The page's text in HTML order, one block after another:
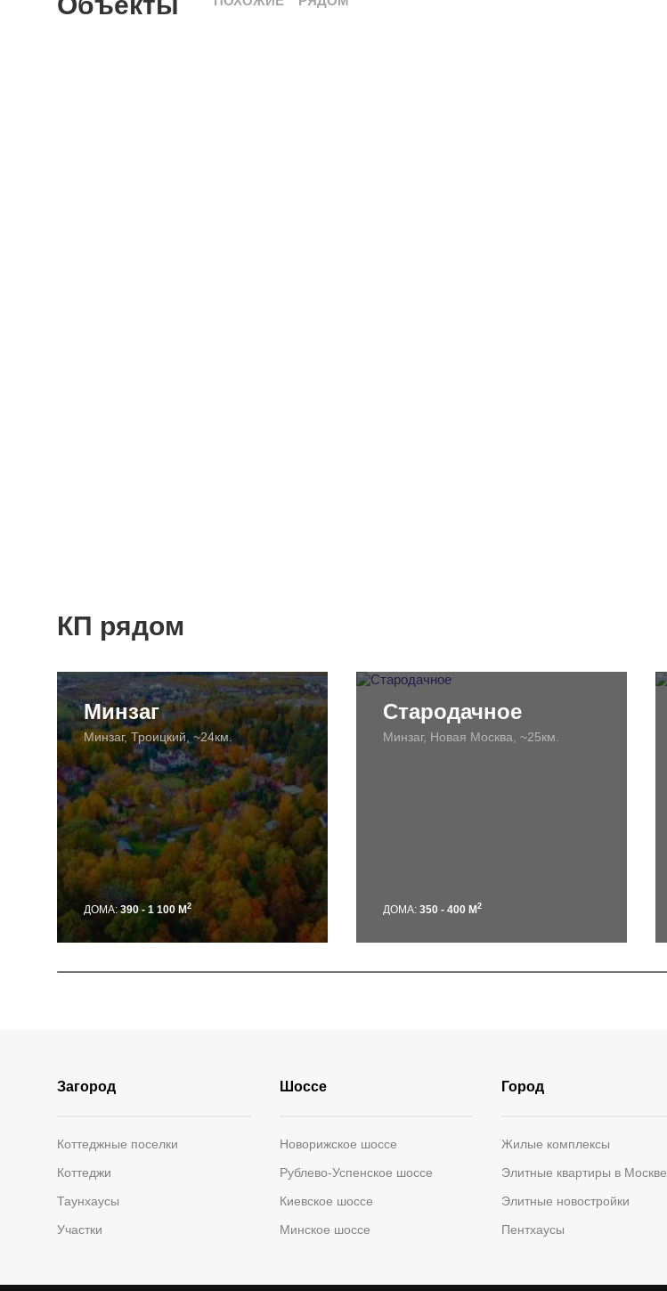
КП рядом
Минзаг
Минзаг, Троицкий, ~24км.
ДОМА:390 - 1 100 М 2
Стародачное
Минзаг, Новая Москва, ~25км.
ДОМА: 350 - 400 М 2
Загород
Коттеджные поселки
Коттеджи
Таунхаусы
Участки
Шоссе
Новорижское шоссе
Рублево-Успенское шоссе
Киевское шоссе
Минское шоссе
Город
Жилые комплексы
Элитные квартиры в Москве
Элитные новостройки
Пентхаусы